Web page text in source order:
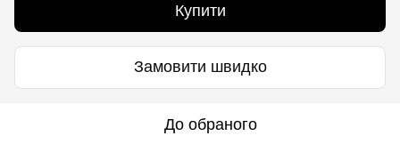
Купити
Замовити швидко
До обраного